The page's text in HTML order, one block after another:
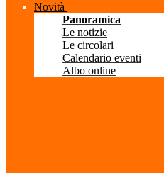
Novità
Panoramica
Le notizie
Le circolari
Calendario eventi
Albo online